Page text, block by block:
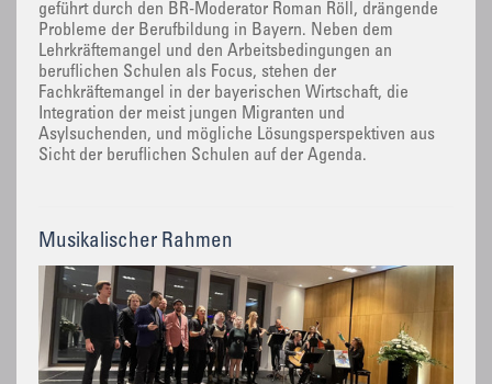
geführt durch den BR-Moderator Roman Röll, drängende
Probleme der Berufbildung in Bayern. Neben dem
Lehrkräftemangel und den Arbeitsbedingungen an
beruflichen Schulen als Focus, stehen der
Fachkräftemangel in der bayerischen Wirtschaft, die
Integration der meist jungen Migranten und
Asylsuchenden, und mögliche Lösungsperspektiven aus
Sicht der beruflichen Schulen auf der Agenda.
Musikalischer Rahmen